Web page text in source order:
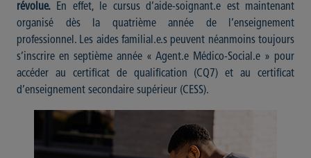
révolue. En effet, le cursus d’aide-soignant.e est maintenant
organisé dès la quatrième année de l’enseignement
professionnel. Les aides familial.e.s peuvent néanmoins toujours
s’inscrire en septième année « Agent.e Médico-Social.e » pour
accéder au certificat de qualification (CQ7) et au certificat
d’enseignement secondaire supérieur (CESS).